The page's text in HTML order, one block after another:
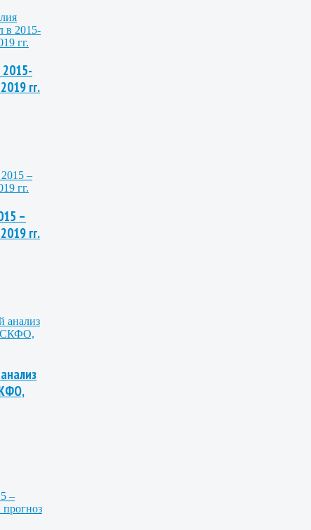
2015-
гг.
–
гг.